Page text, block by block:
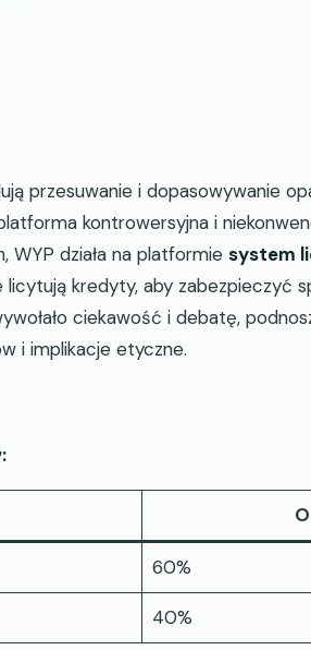
przesuwanie i dopasowywanie
kontrowersyjna i
działa na platformie system
licytują kredyty, aby zabezpieczyć
ciekawość i debatę,
i implikacje etyczne.
60%
40%